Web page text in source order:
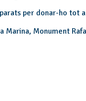
per donar-ho tot
Marina, Monument